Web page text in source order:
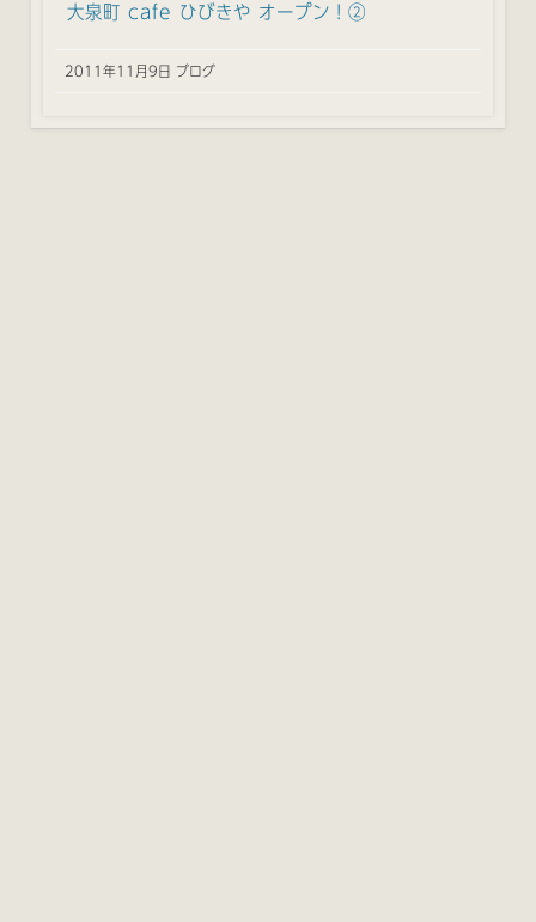
大泉町 cafe ひびきや オープン！②
2011年11月9日 ブログ